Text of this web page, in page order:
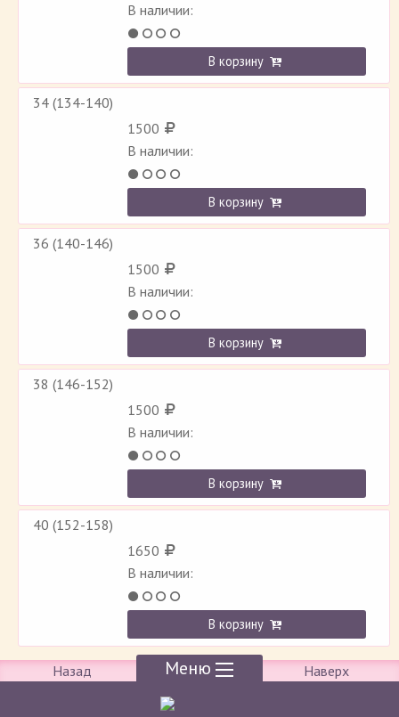
В наличии:
В корзину
34 (134-140)
1500
В наличии:
В корзину
36 (140-146)
1500
В наличии:
В корзину
38 (146-152)
1500
В наличии:
В корзину
40 (152-158)
1650
В наличии:
В корзину
Назад Меню Наверх